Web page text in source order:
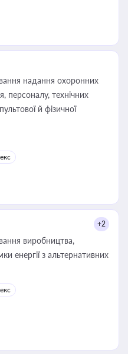
надання охоронних
персоналу, технічних
й фізичної
+2
виробництва,
енергії з альтернативних